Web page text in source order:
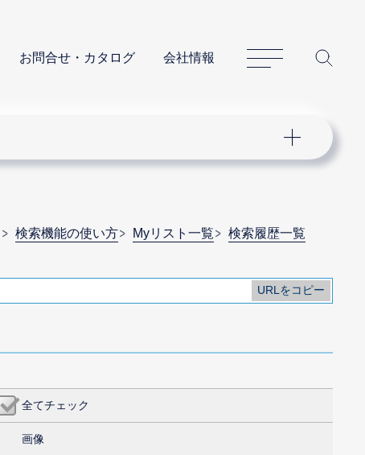
お問合せ・カタログ 会社情報
サイトマップ
検索機能の使い方 Myリスト一覧 検索履歴一覧
全てチェック
画像